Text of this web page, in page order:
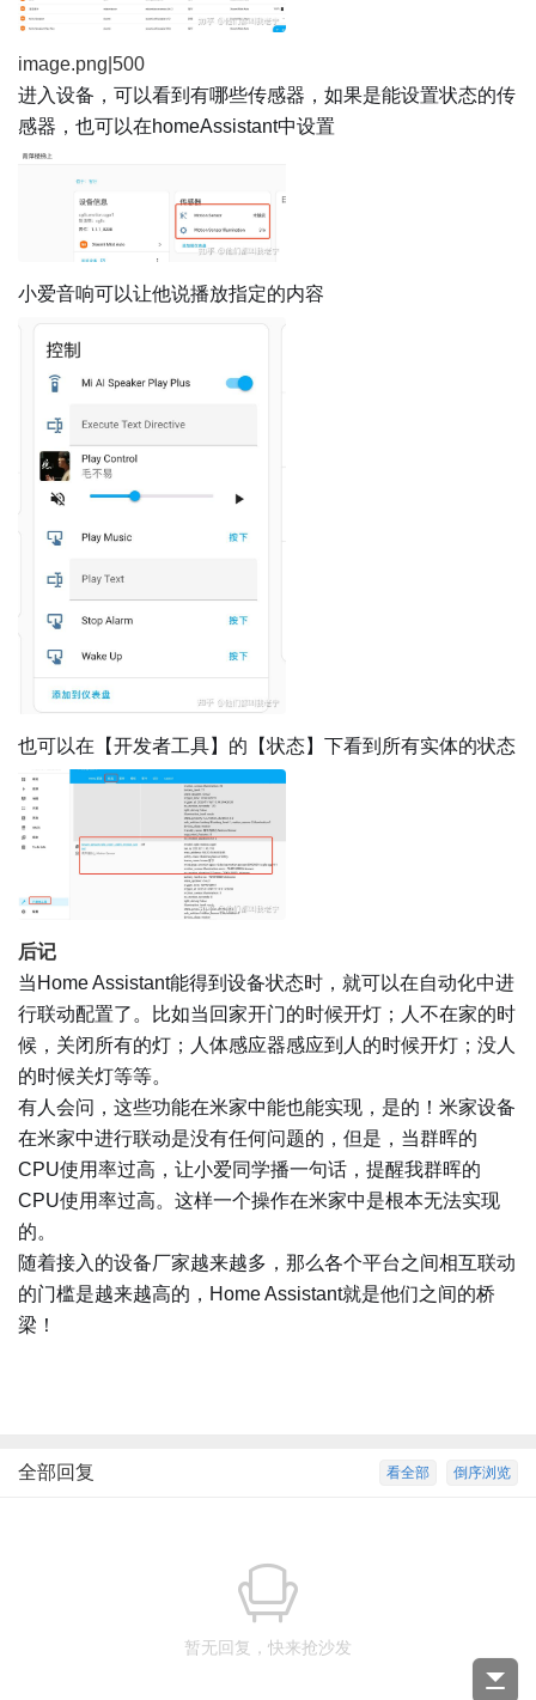
image.png|500
进入设备，可以看到有哪些传感器，如果是能设置状态的传
感器，也可以在homeAssistant中设置
小爱音响可以让他说播放指定的内容
也可以在【开发者工具】的【状态】下看到所有实体的状态
后记
当Home Assistant能得到设备状态时，就可以在自动化中进
行联动配置了。比如当回家开门的时候开灯；人不在家的时
候，关闭所有的灯；人体感应器感应到人的时候开灯；没人
的时候关灯等等。
有人会问，这些功能在米家中能也能实现，是的！米家设备
在米家中进行联动是没有任何问题的，但是，当群晖的
CPU使用率过高，让小爱同学播一句话，提醒我群晖的
CPU使用率过高。这样一个操作在米家中是根本无法实现
的。
随着接入的设备厂家越来越多，那么各个平台之间相互联动
的门槛是越来越高的，Home Assistant就是他们之间的桥
梁！
倒序浏览
看全部
全部回复
暂无回复，快来抢沙发